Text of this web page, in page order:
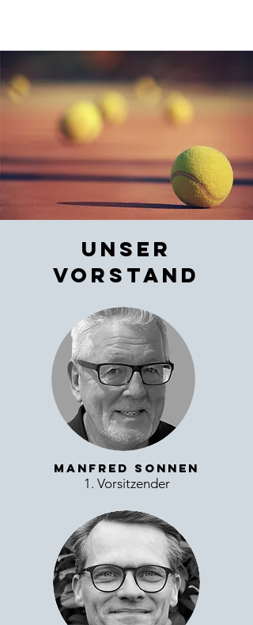
unser
Vorstand
Manfred Sonnen
1. Vorsitzender